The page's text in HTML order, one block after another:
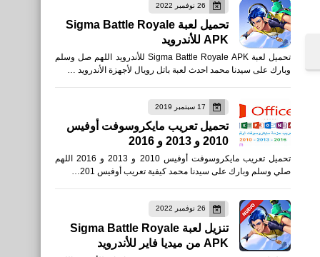
26 نوفمبر 2022
تحميل لعبة Sigma Battle Royale
APK للأندرويد
تحميل لعبة Sigma Battle Royale APK للأندرويد اللهم صل وسلم
وبارك على سيدنا محمد احدث لعبة باتل رويال لأجهزة الأندرويد …
17 سبتمبر 2019
تحميل تعريب مايكروسوفت أوفيس
2010 و 2013 و 2016
تحميل تعريب مايكروسوفت أوفيس 2010 و 2013 و 2016 اللهم
صلي وسلم وبارك على سيدنا محمد كيفية تعريب أوفيس 201…
26 نوفمبر 2022
تنزيل لعبة Sigma Battle Royale
APK من ميديا فاير للأندرويد
العاب
تحميل PUBG MOBILE VN
القوة الرونية - الفيتنامية للأيفون
والأندرويد XAPK